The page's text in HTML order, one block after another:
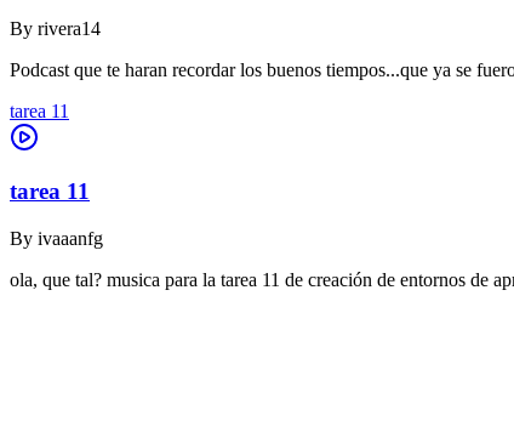
By rivera14
Podcast que te haran recordar los buenos tiempos...que ya se
tarea 11
tarea 11
By ivaaanfg
ola, que tal? musica para la tarea 11 de creación de entornos de